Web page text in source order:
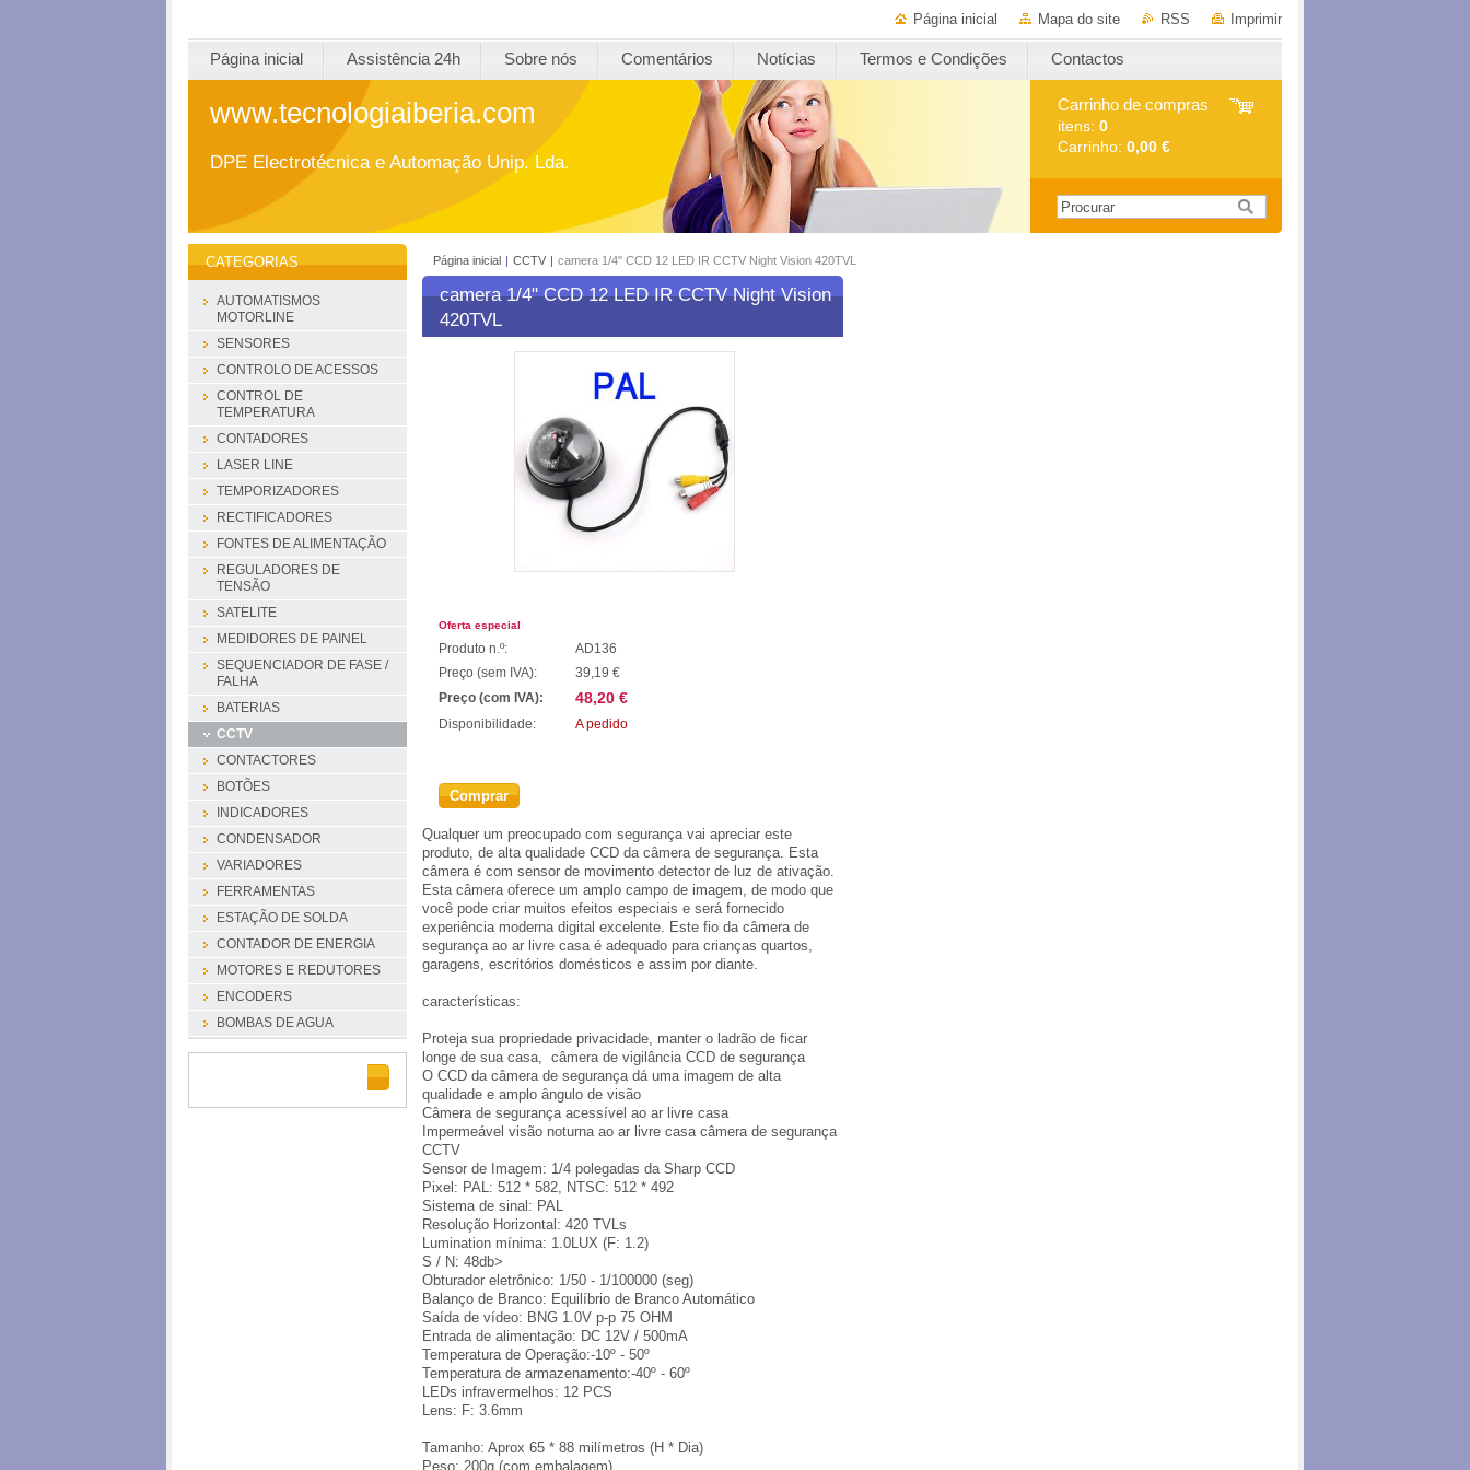
Página inicial Mapa do site RSS Imprimir
Página inicial Assistência 24h Sobre nós Comentários Notícias Termos e Condições Contactos
www.tecnologiaiberia.com
DPE Electrotécnica e Automação Unip. Lda.
Carrinho de compras
itens: 0
Carrinho: 0,00 €
Página inicial | CCTV | camera 1/4" CCD 12 LED IR CCTV Night Vision 420TVL
camera 1/4" CCD 12 LED IR CCTV Night Vision
420TVL
Oferta especial
Produto n.º:
AD136
Preço (sem IVA):
39,19 €
Preço (com IVA):
48,20 €
Disponibilidade: A pedido
Comprar
Qualquer um preocupado com segurança vai apreciar este
produto, de alta qualidade CCD da câmera de segurança. Esta
câmera é com sensor de movimento detector de luz de ativação.
Esta câmera oferece um amplo campo de imagem, de modo que
você pode criar muitos efeitos especiais e será fornecido
experiência moderna digital excelente. Este fio da câmera de
segurança ao ar livre casa é adequado para crianças quartos,
garagens, escritórios domésticos e assim por diante.
características:
Proteja sua propriedade privacidade, manter o ladrão de ficar
longe de sua casa, câmera de vigilância CCD de segurança
O CCD da câmera de segurança dá uma imagem de alta
qualidade e amplo ângulo de visão
Câmera de segurança acessível ao ar livre casa
Impermeável visão noturna ao ar livre casa câmera de segurança
CCTV
Sensor de Imagem: 1/4 polegadas da Sharp CCD
Pixel : PAL: 512 * 582, NTSC: 512 * 492
Sistema de sinal: PAL
Resolução Horizontal: 420 TVLs
Lumination mínima: 1.0LUX (F: 1.2)
S / N: 48db>
Obturador eletrônico: 1/50 - 1/100000 (seg)
Balanço de Branco: Equilíbrio de Branco Automático
Saída de vídeo: BNG 1.0V p-p 75 OHM
Entrada de alimentação: DC 12V / 500mA
Temperatura de Operação:-10º - 50º
Temperatura de armazenamento:-40º - 60º
LEDs infravermelhos: 12 PCS
Lens: F: 3.6mm
Tamanho: Aprox 65 * 88 milímetros (H * Dia)
Peso: 200g (com embalagem)
CATEGORIAS
AUTOMATISMOS
MOTORLINE
SENSORES
CONTROLO DE ACESSOS
CONTROL DE
TEMPERATURA
CONTADORES
LASER LINE
TEMPORIZADORES
RECTIFICADORES
FONTES DE ALIMENTAÇÃO
REGULADORES DE
TENSÃO
SATELITE
MEDIDORES DE PAINEL
SEQUENCIADOR DE FASE /
FALHA
BATERIAS
CCTV
CONTACTORES
BOTÕES
INDICADORES
CONDENSADOR
VARIADORES
FERRAMENTAS
ESTAÇÃO DE SOLDA
CONTADOR DE ENERGIA
MOTORES E REDUTORES
ENCODERS
BOMBAS DE AGUA